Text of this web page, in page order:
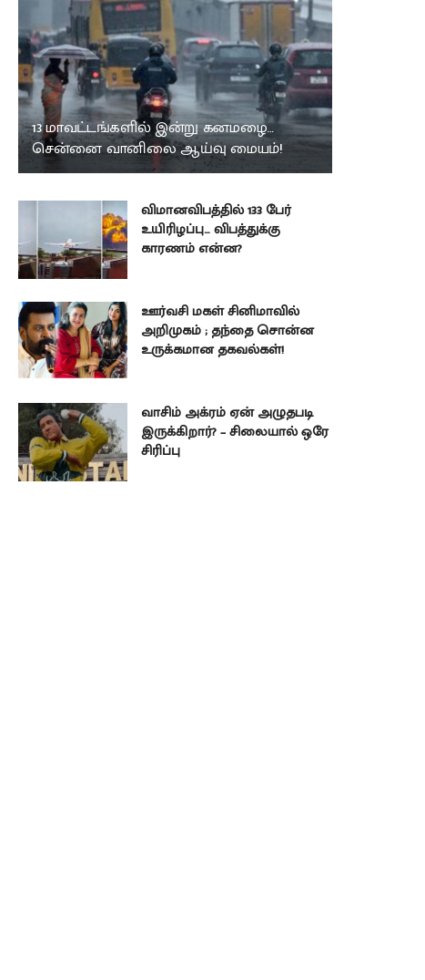
13 மாவட்டங்களில் இன்று கனமழை…
சென்னை வானிலை ஆய்வு மையம்!
விமானவிபத்தில் 133 பேர்
உயிரிழப்பு… விபத்துக்கு
காரணம் என்ன?
ஊர்வசி மகள் சினிமாவில்
அறிமுகம் ; தந்தை சொன்ன
உருக்கமான தகவல்கள்!
வாசிம் அக்ரம் ஏன் அழுதபடி
இருக்கிறார்? – சிலையால் ஒரே
சிரிப்பு